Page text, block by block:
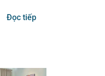
Đọc tiếp